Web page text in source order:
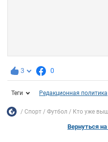
3 0
Теги Редакционная политика
Спорт Футбол Кто уже
Вернуться